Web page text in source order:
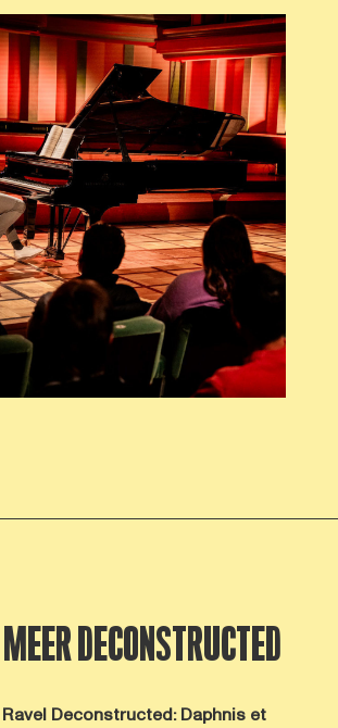
DECONSTRUCTED
Ravel Deconstructed: Daphnis et